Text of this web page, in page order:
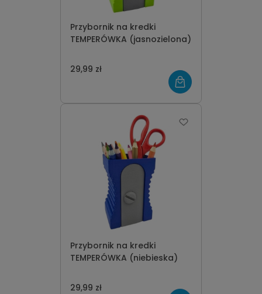
Przybornik na kredki
TEMPERÓWKA (jasnozielona)
29,99 zł
Przybornik na kredki
TEMPERÓWKA (niebieska)
29,99 zł